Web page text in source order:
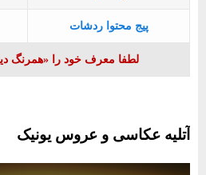
پیج محتوا ردشات
لطفا معرف خود را «همرنگ
آتلیه عکاسی و عروس یونیک